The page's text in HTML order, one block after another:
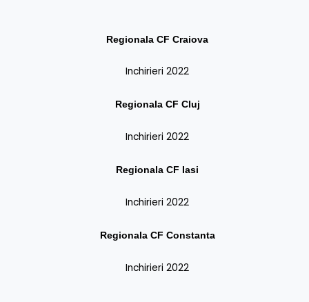
Regionala CF Craiova
Inchirieri 2022
Regionala CF Cluj
Inchirieri 2022
Regionala CF Iasi
Inchirieri 2022
Regionala CF Constanta
Inchirieri 2022